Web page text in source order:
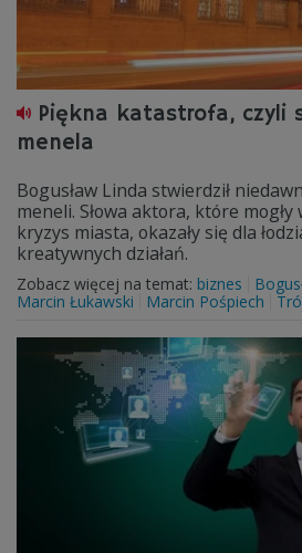
Piękna katastrofa, czyli
menela
Bogusław Linda stwierdził
meneli. Słowa aktora, które
kryzys miasta, okazały się dla
kreatywnych działań.
Zobacz więcej na temat: biznes
Marcin Łukawski
Marcin Pośpiech